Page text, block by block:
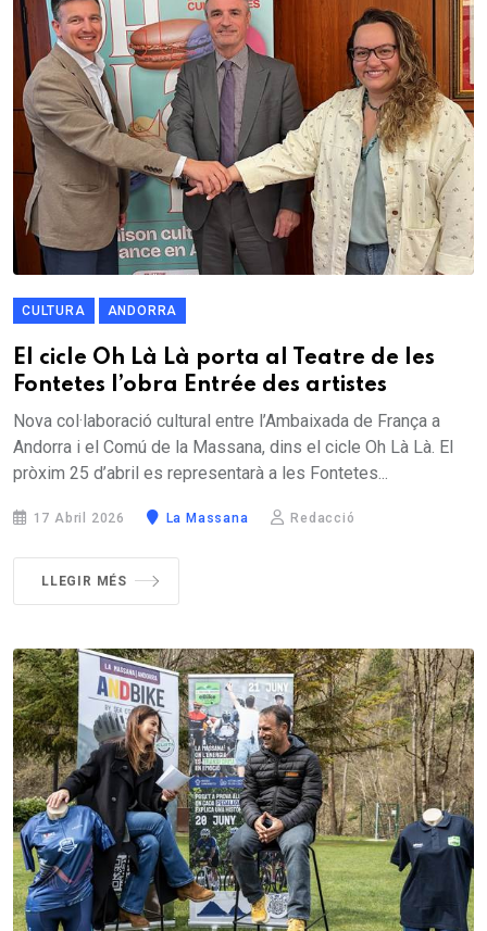
CULTURA ANDORRA
El cicle Oh Là Là porta al Teatre de les
Fontetes l’obra Entrée des artistes
Nova col·laboració cultural entre l’Ambaixada de França a
Andorra i el Comú de la Massana, dins el cicle Oh Là Là. El
pròxim 25 d’abril es representarà a les Fontetes...
17 Abril 2026 La Massana Redacció
LLEGIR MÉS